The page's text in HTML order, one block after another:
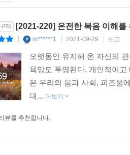
의 형상으로 만들어졌습니다.
이후의 삶은 가문의 존속 안에서 존
의 이름을 이어갈 아들의 탄생이 그
가문이 계속해서 살아간다는 의미
로 난해한 문제였는지를 알 수 있습
에 대한 믿음이 다양한 형태로 나타
보다 더 나쁠 수 없는 죽음이었습니다.
은 우리에게 실행을 요청한다.
책의 강점은 무엇보다 잘 읽힌다
치 초등학교 교실에 들어가 있는 듯
. 번역 역시 탁월하여 마치 애초에 우
대학교 학부대학 교수)
학계 최고 수준의 논의를 이해하기
롤런드 (옥스포드 대학교 교수)
구매 [2021-220] 온전한 복음 이해를
m******1 2021-09-29 신고
오랫동안 유지해 온 자신의
욕망도 투영된다. 개인적이
은 우리의 몸과 사회, 피조물
대... 더보기
뷰를 추천합니다.